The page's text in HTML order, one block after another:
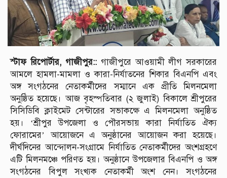
স্টাফ রিপোর্টার, গাজীপুর:: গাজীপুরে আওয়ামী লীগ সরকারের
আমলে হামলা-মামলা ও কারা-নির্যাতনের শিকার বিএনপি এবং
অঙ্গ সংগঠনের নেতাকর্মীদের সম্মানে এক প্রীতি মিলনমেলা
অনুষ্ঠিত হয়েছে। আজ বৃহস্পতিবার (২ জুলাই) বিকালে শ্রীপুরের
সিসিডিবি ক্লাইমেট সেন্টারের সভাকক্ষে এ মিলনমেলা অনুষ্ঠিত
হয়। ‘শ্রীপুর উপজেলা ও পৌরসভায় কারা নির্যাতিত ঐক্য
ফোরামের’ আয়োজনে এ অনুষ্ঠানের আয়োজন করা হয়েছে।
দীর্ঘদিনের আন্দোলন-সংগ্রামে নির্যাতিত নেতাকর্মীদের অংশগ্রহণে
এটি মিলনমঞ্চে পরিণত হয়। অনুষ্ঠানে উপজেলার বিএনপি ও অঙ্গ
সংগঠনের বিপুল সংখ্যক নেতাকর্মী অংশ নেন। সংগঠনের